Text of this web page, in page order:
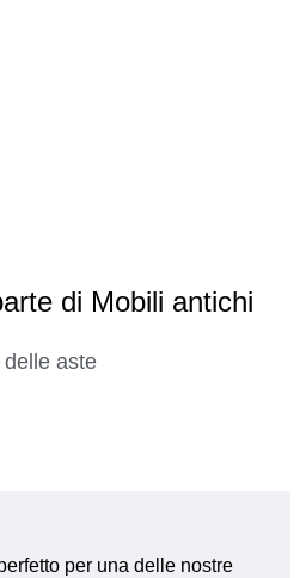
di Mobili antichi
aste
per una delle nostre